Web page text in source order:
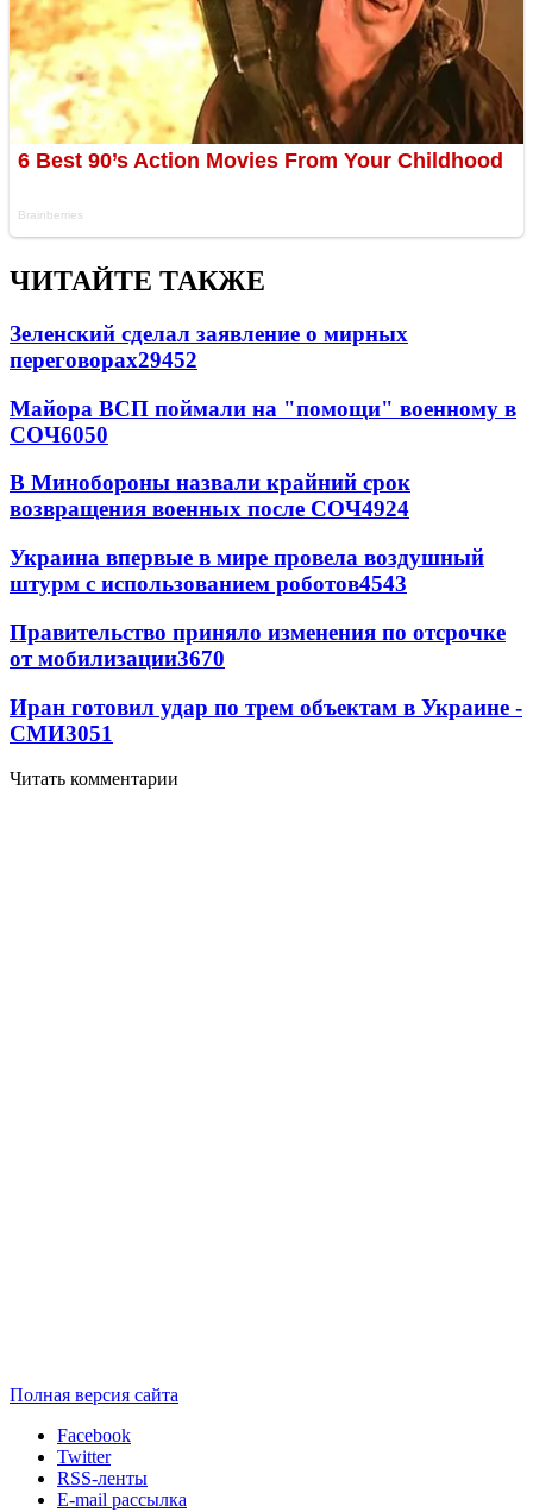
ЧИТАЙТЕ ТАКЖЕ
Зеленский сделал заявление о мирных
переговорах29452
Майора ВСП поймали на "помощи" военному в
СОЧ6050
В Минобороны назвали крайний срок
возвращения военных после СОЧ4924
Украина впервые в мире провела воздушный
штурм с использованием роботов4543
Правительство приняло изменения по отсрочке
от мобилизации3670
Иран готовил удар по трем объектам в Украине -
СМИ3051
Читать комментарии
Полная версия сайта
Facebook
Twitter
RSS-ленты
E-mail рассылка